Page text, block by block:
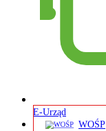
E-Urząd
WOŚP